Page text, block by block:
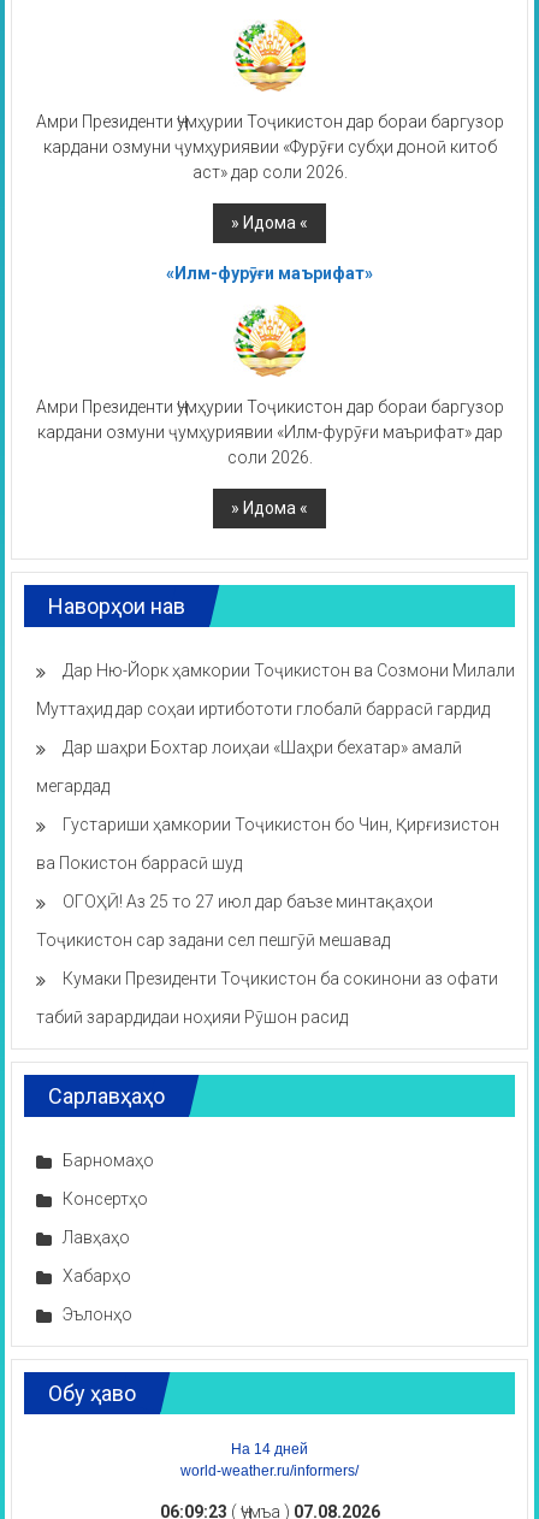
Амри Президенти Ҷумҳурии Тоҷикистон дар бораи баргузор
кардани озмуни ҷумҳуриявии «Фурӯғи субҳи доноӣ китоб
аст» дар соли 2026.
«Илм-фурӯғи маърифат»
Амри Президенти Ҷумҳурии Тоҷикистон дар бораи баргузор
кардани озмуни ҷумҳуриявии «Илм-фурӯғи маърифат» дар
соли 2026.
Наворҳои нав
Дар Ню-Йорк ҳамкории Тоҷикистон ва Созмони Милали
Муттаҳид дар соҳаи иртибототи глобалӣ баррасӣ гардид
Дар шаҳри Бохтар лоиҳаи «Шаҳри бехатар» амалӣ
мегардад
Густариши ҳамкории Тоҷикистон бо Чин, Қирғизистон
ва Покистон баррасӣ шуд
ОГОҲӢ! Аз 25 то 27 июл дар баъзе минтақаҳои
Тоҷикистон сар задани сел пешгӯӣ мешавад
Кумаки Президенти Тоҷикистон ба сокинони аз офати
табиӣ зарардидаи ноҳияи Рӯшон расид
Сарлавҳаҳо
Барномаҳо
Консертҳо
Лавҳаҳо
Хабарҳо
Эълонҳо
Обу ҳаво
На 14 дней
world-weather.ru/informers/
06:09:23 ( Ҷумъа ) 07.08.2026